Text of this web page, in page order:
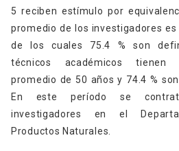
5 reciben estímulo por
promedio de los investigadores es
de los cuales 75.4 % son
técnicos académicos tienen
promedio de 50 años y 74.4 %
En este período se
investigadores en el
Productos Naturales.